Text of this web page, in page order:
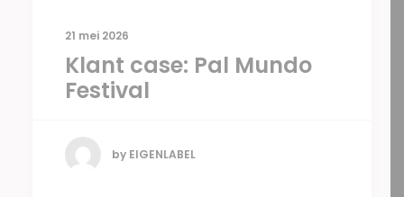
21 mei 2026
Klant case: Pal Mundo
Festival
by EIGENLABEL